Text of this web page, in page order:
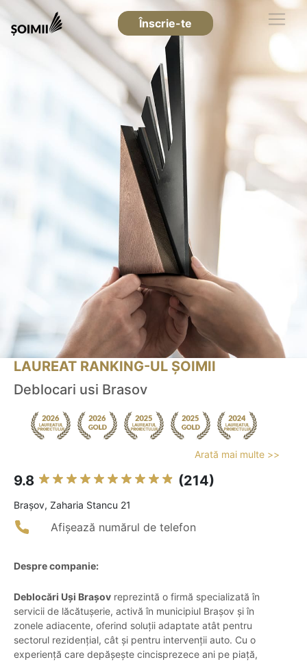
Înscrie-te
LAUREAT RANKING-UL ȘOIMII
Deblocari usi Brasov
Arată mai multe >>
9.8 (214)
Braşov, Zaharia Stancu 21
Afișează numărul de telefon
Despre companie:
Deblocări Uși Brașov reprezintă o firmă specializată în
servicii de lăcătușerie, activă în municipiul Brașov și în
zonele adiacente, oferind soluții adaptate atât pentru
sectorul rezidențial, cât și pentru intervenții auto. Cu o
experiență care depășește cincisprezece ani pe piață,